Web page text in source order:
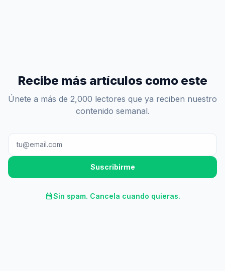
Recibe más artículos como este
Únete a más de 2,000 lectores que ya reciben nuestro
contenido semanal.
Suscribirme
calendar_monthSin spam. Cancela cuando quieras.